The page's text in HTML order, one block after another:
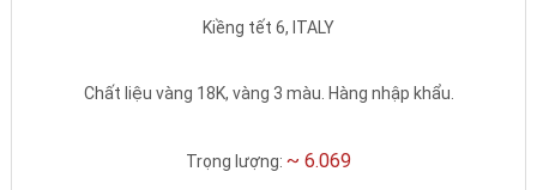
Kiềng tết 6, ITALY
Chất liệu vàng 18K, vàng 3 màu. Hàng nhập khẩu.
Trọng lượng: ~ 6.069